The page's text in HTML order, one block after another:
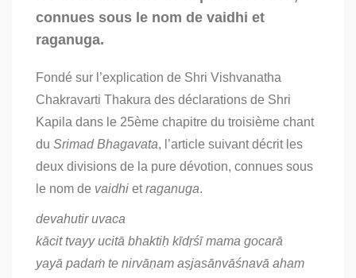
connues sous le nom de vaidhi et
raganuga.
Fondé sur l’explication de Shri Vishvanatha
Chakravarti Thakura des déclarations de Shri
Kapila dans le 25ème chapitre du troisième chant
du Srimad Bhagavata, l’article suivant décrit les
deux divisions de la pure dévotion, connues sous
le nom de vaidhi etraganuga.
devahutir uvaca
kācit tvayy ucitā bhaktiḥ kīdṛśī mama gocarā
yayā padaṁ te nirvāṇam aṣjasānvāśnavā aham